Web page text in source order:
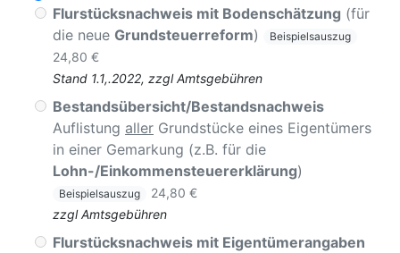
Flurstücksnachweis mit Bodenschätzung (für
die neue Grundsteuerreform) Beispielsauszug
24,80 €
Stand 1.1,.2022, zzgl Amtsgebühren
Bestandsübersicht/Bestandsnachweis
Auflistung aller Grundstücke eines Eigentümers
in einer Gemarkung (z.B. für die
Lohn-/Einkommensteuererklärung)
Beispielsauszug
24,80 €
zzgl Amtsgebühren
Flurstücksnachweis mit Eigentümerangaben